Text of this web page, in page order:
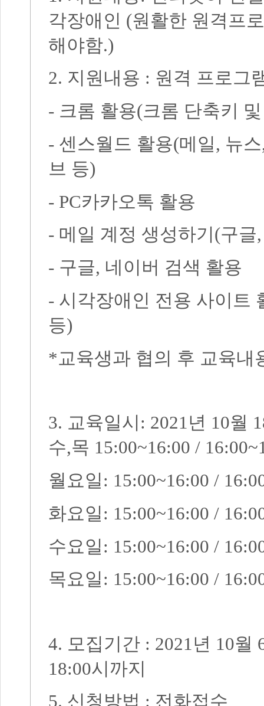
각장애인 (원활한 원격프
해야함.)
2. 지원내용 : 원격 프로그
- 크롬 활용(크롬 단축키
- 센스월드 활용(메일, 뉴스
브 등)
- PC카카오톡 활용
- 메일 계정 생성하기 (구글
- 구글, 네이버 검색 활용
- 시각장애인 전용 사이트
등)
* 교육생과 협의 후 교육내
3. 교육일시 : 2021년 10월
수,목 15:00~16:00 /
월요일: 15:00~16:00 /
화요일: 15:00~16:00 /
수요일: 15:00~16:00 /
목요일: 15:00~16:00 /
4. 모집기간 : 2021 년 10월
18:00시까지
5. 신청방법 : 전화접수